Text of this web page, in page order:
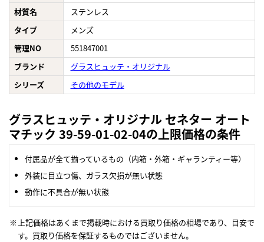
材質名
ステンレス
タイプ
メンズ
管理NO
551847001
ブランド
グラスヒュッテ・オリジナル
シリーズ
その他のモデル
グラスヒュッテ・オリジナル セネター オート
マチック 39-59-01-02-04の上限価格の条件
付属品が全て揃っているもの（内箱・外箱・ギャランティー等）
外装に目立つ傷、ガラス欠損が無い状態
動作に不具合が無い状態
上記価格はあくまで掲載時における買取り価格の相場であり、目安で
す。買取り価格を保証するものではございません。